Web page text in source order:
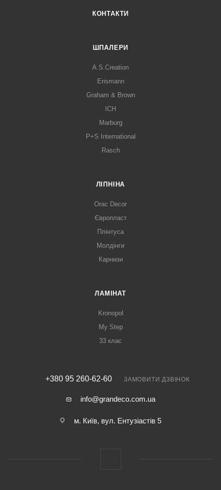
КОНТАКТИ
ШПАЛЕРИ
A.S.Creation
Erismann
Graham & Brown
ICH
Marburg
P+S International
Rasch
ЛІПНІНА
Orac Decor
Європласт
Плінтуса
Молдінги
Карнизи
ЛАМІНАТ
Kronopol
My Step
33 клас
+380 95 260-62-60 ЗАМОВИТИ ДЗВІНОК
info@grandeco.com.ua
м. Київ, вул. Ентузіастів 5